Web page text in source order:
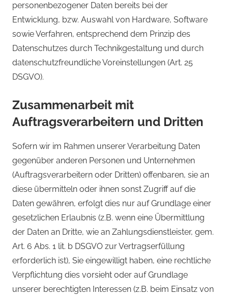
personenbezogener Daten bereits bei der
Entwicklung, bzw. Auswahl von Hardware, Software
sowie Verfahren, entsprechend dem Prinzip des
Datenschutzes durch Technikgestaltung und durch
datenschutzfreundliche Voreinstellungen (Art. 25
DSGVO).
Zusammenarbeit mit
Auftragsverarbeitern und Dritten
Sofern wir im Rahmen unserer Verarbeitung Daten
gegenüber anderen Personen und Unternehmen
(Auftragsverarbeitern oder Dritten) offenbaren, sie an
diese übermitteln oder ihnen sonst Zugriff auf die
Daten gewähren, erfolgt dies nur auf Grundlage einer
gesetzlichen Erlaubnis (z.B. wenn eine Übermittlung
der Daten an Dritte, wie an Zahlungsdienstleister, gem.
Art. 6 Abs. 1 lit. b DSGVO zur Vertragserfüllung
erforderlich ist), Sie eingewilligt haben, eine rechtliche
Verpflichtung dies vorsieht oder auf Grundlage
unserer berechtigten Interessen (z.B. beim Einsatz von